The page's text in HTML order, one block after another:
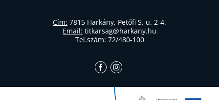
Cím: 7815 Harkány, Petőfi S. u. 2-4.
Email: titkarsag@harkany.hu
Tel.szám: 72/480-100